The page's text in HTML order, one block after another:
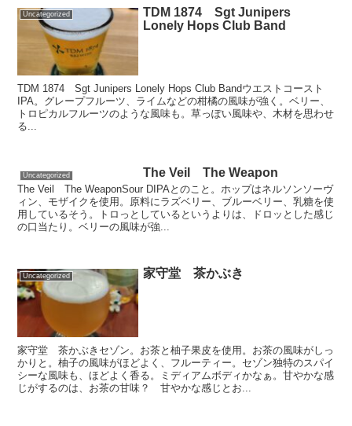
Uncategorized
TDM 1874 Sgt Junipers
Lonely Hops Club Band
TDM 1874 Sgt Junipers Lonely Hops Club Bandウエストコースト
IPA。グレープフルーツ、ライムなどの柑橘の風味が強く。ベリー、
トロピカルフルーツのような風味も。草っぽい風味や、木材を思わせ
る...
Uncategorized The Veil The Weapon
The Veil The WeaponSour DIPAとのこと。ホップはネルソンソーヴ
ィン、モザイクを使用。原料にラズベリー、ブルーベリー、乳糖を使
用しているそう。トロっとしているというよりは、ドロッとした感じ
の口当たり。ベリーの風味が強...
Uncategorized 家守堂 茶かぶき
家守堂 茶かぶきセゾン。お茶と柚子果皮を使用。お茶の風味がしっ
かりと。柚子の風味がほどよく、フルーティー。セゾン独特のスパイ
シーな風味も、ほどよく香る。ミディアムボディかなぁ。甘やかな感
じがするのは、お茶の甘味？ 甘やかな感じとお...